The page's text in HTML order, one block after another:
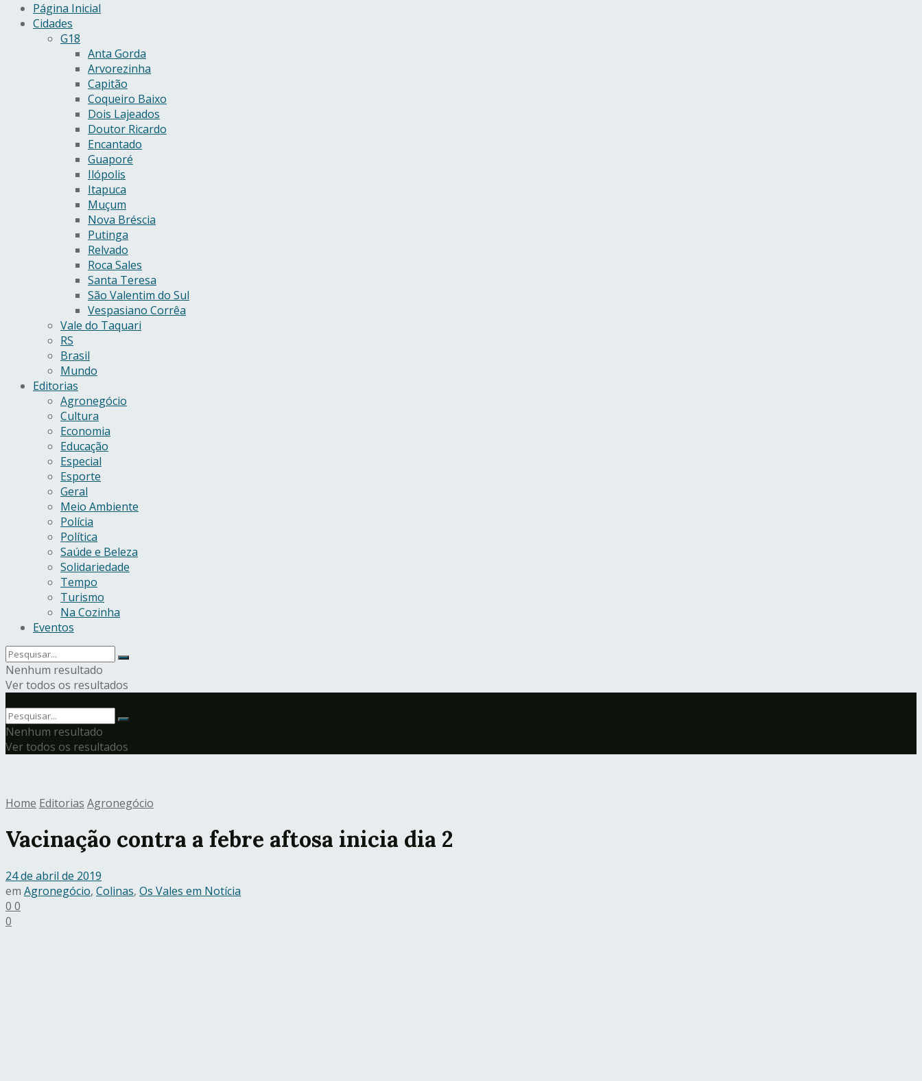
Página Inicial
Cidades
G18
Anta Gorda
Arvorezinha
Capitão
Coqueiro Baixo
Dois Lajeados
Doutor Ricardo
Encantado
Guaporé
Ilópolis
Itapuca
Muçum
Nova Bréscia
Putinga
Relvado
Roca Sales
Santa Teresa
São Valentim do Sul
Vespasiano Corrêa
Vale do Taquari
RS
Brasil
Mundo
Editorias
Agronegócio
Cultura
Economia
Educação
Especial
Esporte
Geral
Meio Ambiente
Polícia
Política
Saúde e Beleza
Solidariedade
Tempo
Turismo
Na Cozinha
Eventos
Nenhum resultado
Ver todos os resultados
Nenhum resultado
Ver todos os resultados
Home Editorias Agronegócio
Vacinação contra a febre aftosa inicia dia 2
24 de abril de 2019
em Agronegócio, Colinas, Os Vales em Notícia
0 0
0